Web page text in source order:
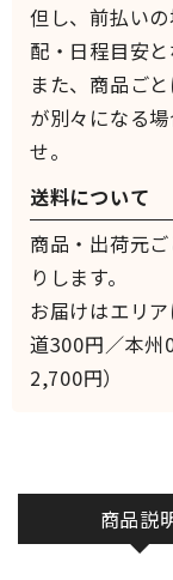
商品説
但し、前払い
配・日程目安と
また、商品ご
が別々になる
せ。
送料について
商品・出荷元
りします。
お届けはエリ
道300円／本州
2,700円）